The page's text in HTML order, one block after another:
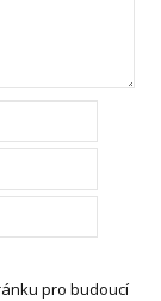
pro budoucí